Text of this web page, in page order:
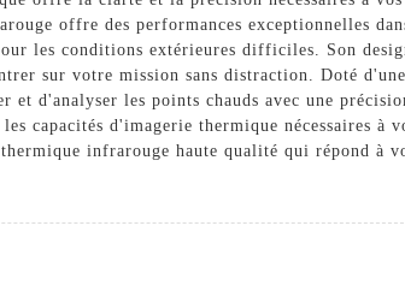
offre des performances exceptionnelles
les conditions extérieures difficiles. Son
sur votre mission sans distraction. Doté d'une
et d'analyser les points chauds avec une
capacités d'imagerie thermique nécessaires à
infrarouge haute qualité qui répond à